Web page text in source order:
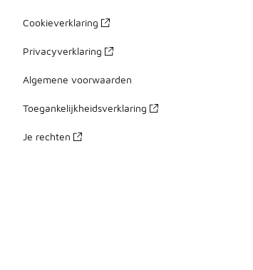
Cookieverklaring
Privacyverklaring
Algemene voorwaarden
Toegankelijkheidsverklaring
Je rechten